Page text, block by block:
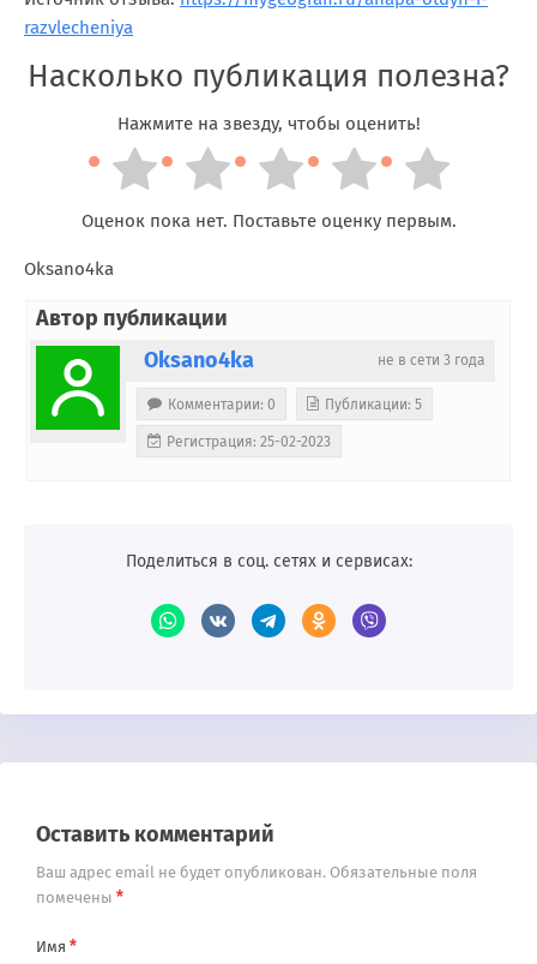
razvlecheniya
Насколько публикация полезна?
Нажмите на звезду, чтобы оценить!
Оценок пока нет. Поставьте оценку первым.
Oksano4ka
Автор публикации
не в сети 3 года
Oksano4ka
Комментарии: 0 Публикации: 5
Регистрация: 25-02-2023
Поделиться в соц. сетях и сервисах:
Оставить комментарий
Ваш адрес email не будет опубликован. Обязательные поля
помечены *
Имя *